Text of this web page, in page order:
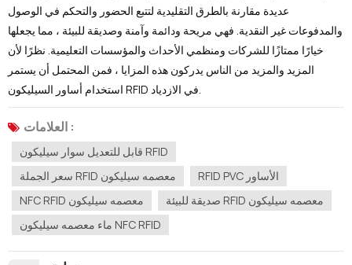
عديدة مقارنة بالطرق التقليدية لتتبع الحضور والتحكم في الوصول
والمدفوعات غير النقدية. فهي مريحة ودائمة وآمنة وصديقة للبيئة ، مما يجعلها
خيارًا ممتازًا للشركات ومنظمي الأحداث والمؤسسات التعليمية. نظرًا لأن
المزيد والمزيد من الناس يدركون هذه المزايا ، فمن المحتمل أن يستمر
استخدام أساور السيليكون RFID في الازدياد.
العلامات :
قابل للتعديل سوار سيليكون RFID
سعر الجملة RFID معصمه سيليكون
RFID PVC الأساور
NFC RFID معصمه سيليكون
صديقة للبيئة RFID معصمه سيليكون
ماء معصمه سيليكون NFC RFID